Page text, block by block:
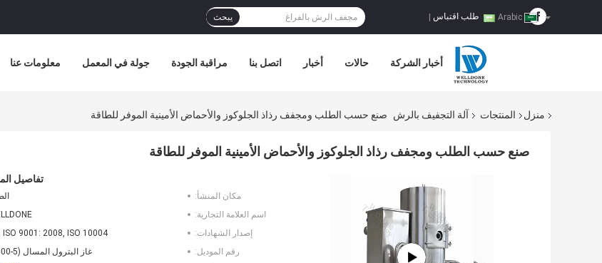
طلب اقتباس يبحث
معلومات عنا جولة في المعمل مراقبة الجودة اتصل بنا أخبار حالات أخبار الشركة
منزل المنتجات آلة التجفيف بالرش صنع حسب الطلب ومجفف رذاذ الجلوكوز والأحماض الأمينية الموفر للطاقة
صنع حسب الطلب ومجفف رذاذ الجلوكوز والأحماض الأمينية الموفر للطاقة
تفاصيل
مكان المنشأ:
اسم العلامة التجارية:
إصدار الشهادات:
ISO 9001: 2008, ISO 10004
رقم الموديل:
غاز البترول المسال (5-2000)